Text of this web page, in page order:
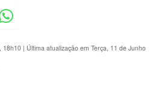
18h10 | Última atualização em Terça, 11 de Junho